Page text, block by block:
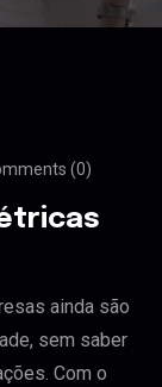
(0)
ainda são
sem saber
Com o